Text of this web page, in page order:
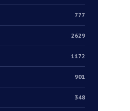
777
2629
1172
901
348